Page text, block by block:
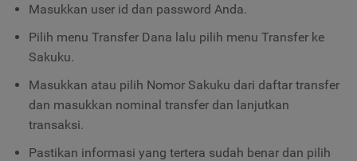
Masukkan user id dan password Anda.
Pilih menu Transfer Dana lalu pilih menu Transfer ke
Sakuku.
Masukkan atau pilih Nomor Sakuku dari daftar transfer
dan masukkan nominal transfer dan lanjutkan
transaksi.
Pastikan informasi yang tertera sudah benar dan pilih